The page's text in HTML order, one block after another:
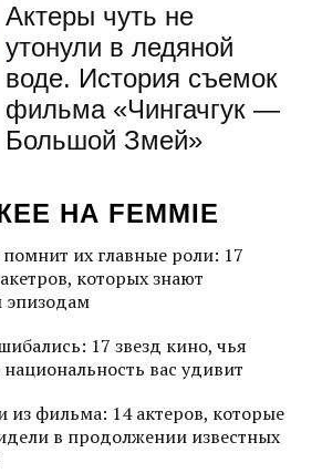
Актеры чуть не
утонули в ледяной
воде. История съемок
фильма «Чингачгук —
Большой Змей»
НА FEMMIE
их главные роли: 17
которых знают
эпизодам
17 звезд кино, чья
национальность вас удивит
из фильма: 14 актеров, которые
в продолжении известных